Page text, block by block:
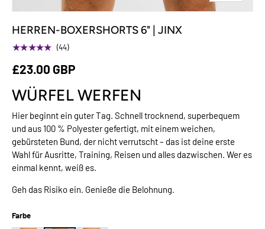
HERREN-BOXERSHORTS 6" | JINX
★★★★★ (44)
£23.00 GBP
WÜRFEL WERFEN
Hier beginnt ein guter Tag. Schnell trocknend, superbequem
und aus 100 % Polyester gefertigt, mit einem weichen,
gebürsteten Bund, der nicht verrutscht – das ist deine erste
Wahl für Ausritte, Training, Reisen und alles dazwischen. Wer es
einmal kennt, weiß es.
Geh das Risiko ein. Genieße die Belohnung.
Farbe